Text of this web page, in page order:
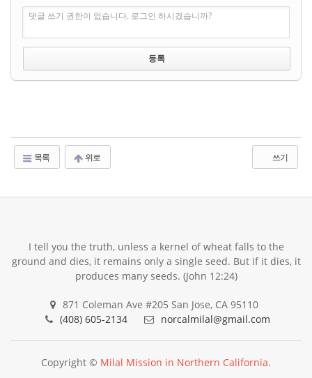
댓글 쓰기 권한이 없습니다. 로그인 하시겠습니까?
목록 위로 쓰기
I tell you the truth, unless a kernel of wheat falls to the
ground and dies, it remains only a single seed. But if it dies, it
produces many seeds. (John 12:24)
871 Coleman Ave #205 San Jose, CA 95110
(408) 605-2134
norcalmilal@gmail.com
Copyright © Milal Mission in Northern California.